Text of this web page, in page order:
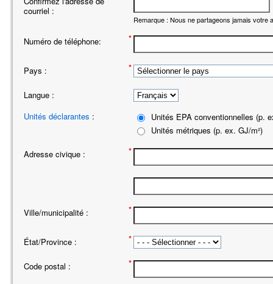
courriel :
Remarque : Nous ne partageons jamais
Numéro de téléphone: *
Pays : *
Langue :
Unités déclarantes :
Unités EPA conventionnelles (p.
Unités métriques (p. ex. GJ/m²)
Adresse civique : *
Ville/municipalité : *
État/Province : *
Code postal : *